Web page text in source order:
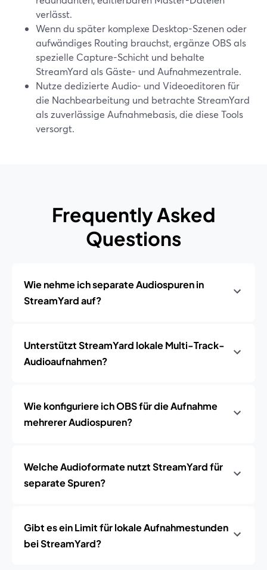
verlässt.
Wenn du später komplexe Desktop-Szenen oder
aufwändiges Routing brauchst, ergänze OBS als
spezielle Capture-Schicht und behalte
StreamYard als Gäste- und Aufnahmezentrale.
Nutze dedizierte Audio- und Videoeditoren für
die Nachbearbeitung und betrachte StreamYard
als zuverlässige Aufnahmebasis, die diese Tools
versorgt.
Frequently Asked
Questions
Wie nehme ich separate Audiospuren in
StreamYard auf?
Unterstützt StreamYard lokale Multi-Track-
Audioaufnahmen?
Wie konfiguriere ich OBS für die Aufnahme
mehrerer Audiospuren?
Welche Audioformate nutzt StreamYard für
separate Spuren?
Gibt es ein Limit für lokale Aufnahmestunden
bei StreamYard?